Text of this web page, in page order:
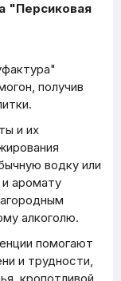
"Персиковая
получив
и их
водку или
и аромату
алкоголю.
помогают
и трудности,